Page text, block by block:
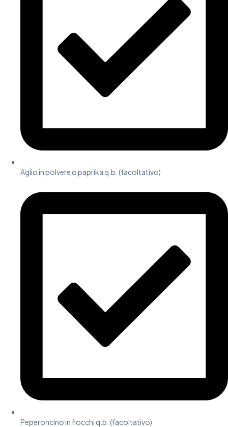
Aglio in polvere o paprika q.b. (facoltativo)
Peperoncino in fiocchi q.b. (facoltativo)